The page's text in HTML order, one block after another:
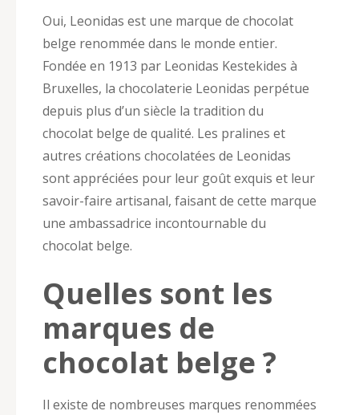
Oui, Leonidas est une marque de chocolat
belge renommée dans le monde entier.
Fondée en 1913 par Leonidas Kestekides à
Bruxelles, la chocolaterie Leonidas perpétue
depuis plus d’un siècle la tradition du
chocolat belge de qualité. Les pralines et
autres créations chocolatées de Leonidas
sont appréciées pour leur goût exquis et leur
savoir-faire artisanal, faisant de cette marque
une ambassadrice incontournable du
chocolat belge.
Quelles sont les
marques de
chocolat belge ?
Il existe de nombreuses marques renommées